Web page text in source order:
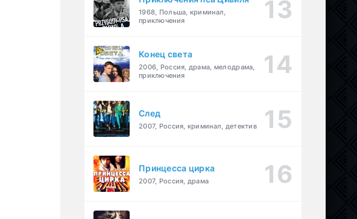
1968, Польша, криминал,
приключения
Конец света
2006, Россия, драма, мелодрама,
приключения
След
2007, Россия, криминал, детектив
Принцесса цирка
2007, Россия, драма